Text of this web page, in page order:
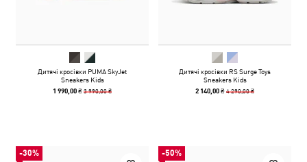
Дитячі кросівки PUMA SkyJet
Sneakers Kids
1 990,00 ₴3 990,00 ₴
Дитячі кросівки RS Surge Toys
Sneakers Kids
2 140,00 ₴4 290,00 ₴
-30% -50%